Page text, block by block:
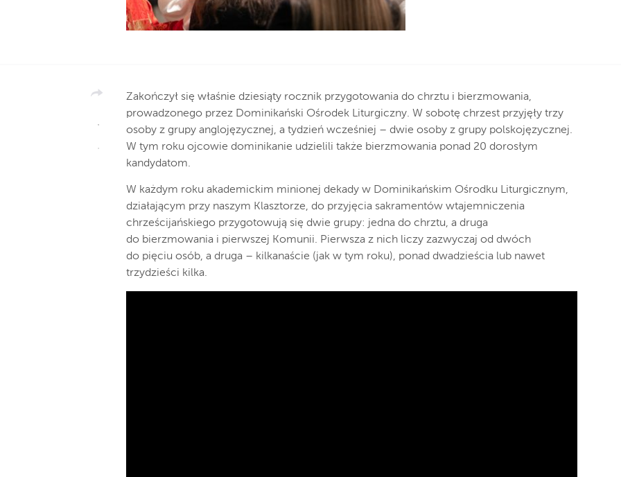
Zakończył się właśnie dziesiąty rocznik przygotowania do chrztu i bierzmowania,
prowadzonego przez Dominikański Ośrodek Liturgiczny. W sobotę chrzest przyjęły trzy
osoby z grupy anglojęzycznej, a tydzień wcześniej – dwie osoby z grupy polskojęzycznej.
W tym roku ojcowie dominikanie udzielili także bierzmowania ponad 20 dorosłym
kandydatom.
W każdym roku akademickim minionej dekady w Dominikańskim Ośrodku Liturgicznym,
działającym przy naszym Klasztorze, do przyjęcia sakramentów wtajemniczenia
chrześcijańskiego przygotowują się dwie grupy: jedna do chrztu, a druga
do bierzmowania i pierwszej Komunii. Pierwsza z nich liczy zazwyczaj od dwóch
do pięciu osób, a druga – kilkanaście (jak w tym roku), ponad dwadzieścia lub nawet
trzydzieści kilka.